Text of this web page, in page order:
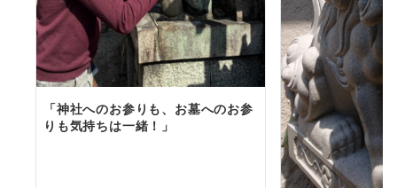
「神社へのお参りも、お墓へのお参
りも気持ちは一緒！」